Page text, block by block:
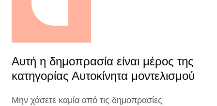
Αυτή η δημοπρασία είναι μέρος της
κατηγορίας Αυτοκίνητα μοντελισμού
Μην χάσετε καμία από τις δημοπρασίες